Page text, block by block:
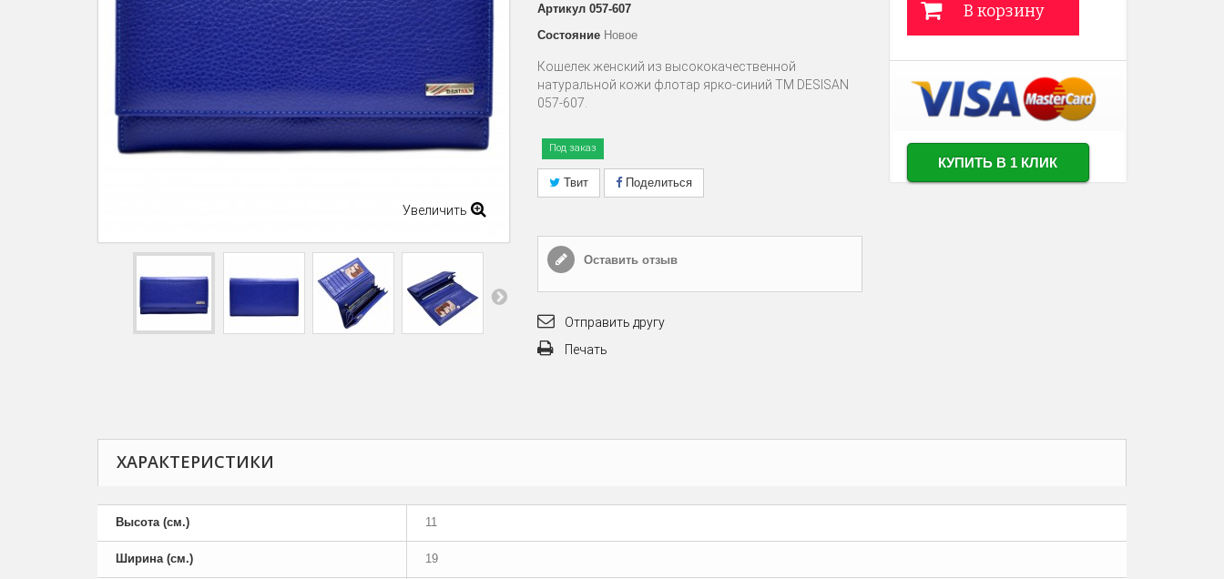
Увеличить
Артикул 057-607
Состояние Новое
Кошелек женский из высококачественной
натуральной кожи флотар ярко-синий ТМ DESISAN
057-607.
Под заказ
Твит Поделиться
Оставить отзыв
Отправить другу
Печать
В корзину
КУПИТЬ В 1 КЛИК
ХАРАКТЕРИСТИКИ
Высота (см.) 11
Ширина (см.) 19